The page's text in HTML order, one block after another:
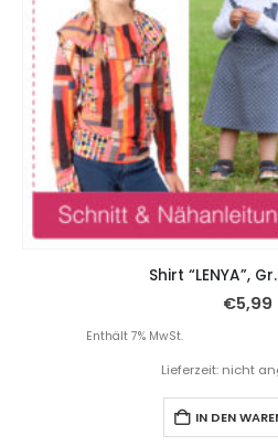
Shirt “LENYA”,
€5,99
Enthält 7% MwSt.
Lieferzeit: nicht
IN DEN